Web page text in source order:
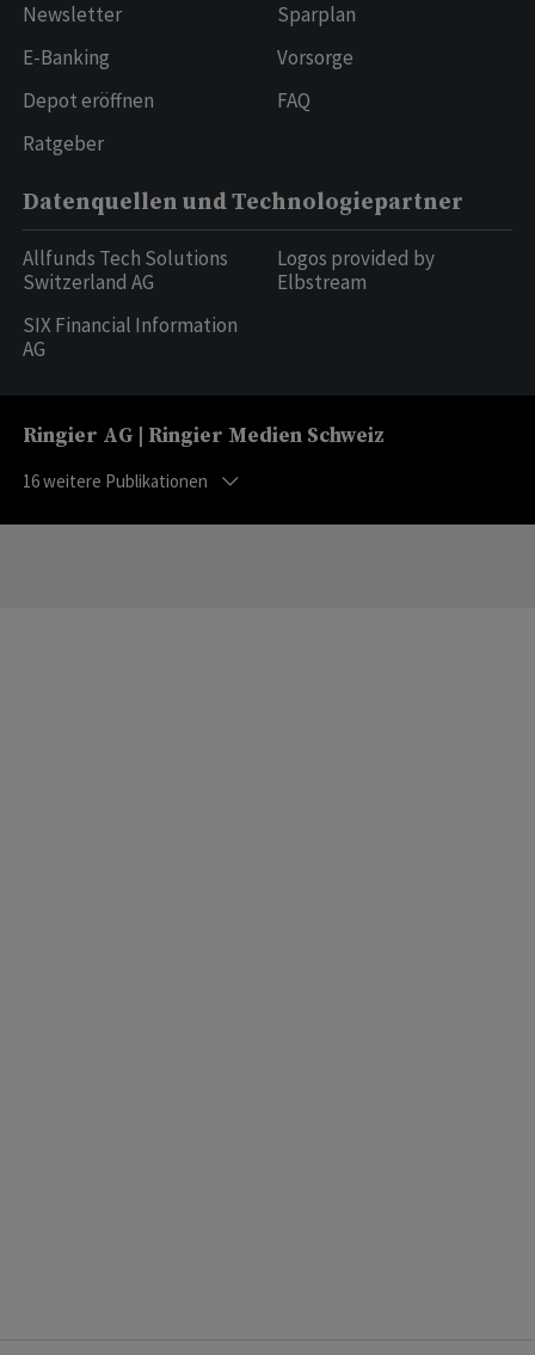
Newsletter
E-Banking
Depot eröffnen
Ratgeber
Sparplan
Vorsorge
FAQ
Datenquellen und Technologiepartner
Allfunds Tech Solutions
Switzerland AG
SIX Financial Information
AG
Logos provided by
Elbstream
Ringier AG | Ringier Medien Schweiz
16weitere Publikationen